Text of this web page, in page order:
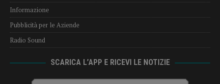
Informazione
Pubblicità per le Aziende
Radio Sound
SCARICA L’APP E RICEVI LE NOTIZIE